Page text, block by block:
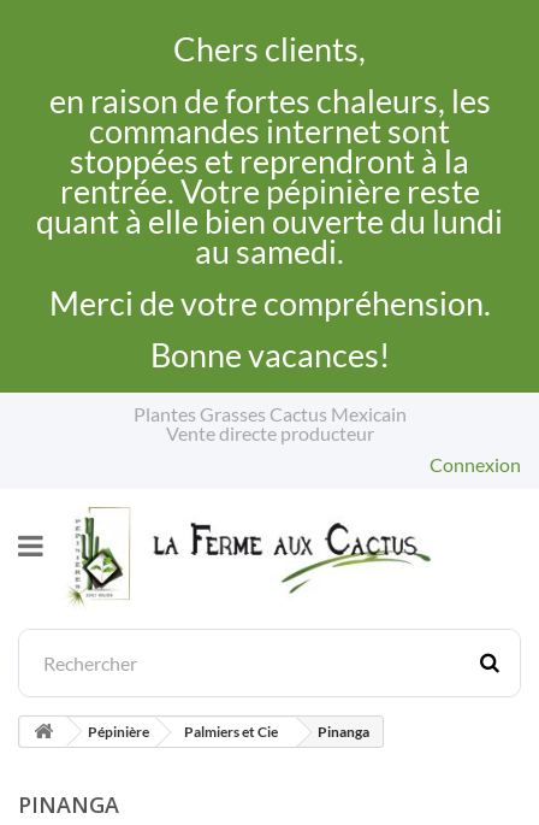
Chers clients,
en raison de fortes chaleurs, les
commandes internet sont
stoppées et reprendront à la
rentrée. Votre pépinière reste
quant à elle bien ouverte du lundi
au samedi.
Merci de votre compréhension.
Bonne vacances!
Plantes Grasses Cactus Mexicain
Vente directe producteur
Connexion
Pépinière Palmiers et Cie Pinanga
PINANGA